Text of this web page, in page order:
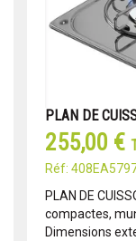
PLAN DE
255,00 €
Réf:
PLAN DE
compactes,
Dimensions